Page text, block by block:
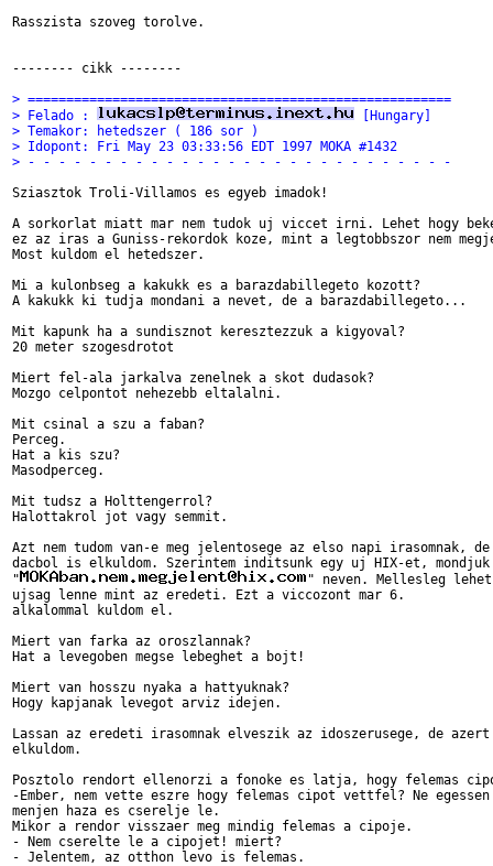
Rasszista szoveg torolve.
-------- cikk --------
> =======================================================
> Felado :
[Hungary]
> Temakor: hetedszer ( 186 sor )
> Idopont: Fri May 23 03:33:56 EDT 1997 MOKA #1432
> - - - - - - - - - - - - - - - - - - - - - - - - - - - -
Sziasztok Troli-Villamos es egyeb imadok!
A sorkorlat miatt mar nem tudok uj viccet irni. Lehet hogy
ez az iras a Guniss-rekordok koze, mint a legtobbszor nem
Most kuldom el hetedszer.
Mi a kulonbseg a kakukk es a barazdabillegeto kozott?
A kakukk ki tudja mondani a nevet, de a barazdabillegeto...
Mit kapunk ha a sundisznot keresztezzuk a kigyoval?
20 meter szogesdrotot
Miert fel-ala jarkalva zenelnek a skot dudasok?
Mozgo celpontot nehezebb eltalalni.
Mit csinal a szu a faban?
Perceg.
Hat a kis szu?
Masodperceg.
Mit tudsz a Holttengerrol?
Halottakrol jot vagy semmit.
Azt nem tudom van-e meg jelentosege az elso napi irasomnak, de
dacbol is elkuldom. Szerintem inditsunk egy uj HIX-et,
"
" neven. Mellesleg lehet
ujsag lenne mint az eredeti. Ezt a viccozont mar 6.
alkalommal kuldom el.
Miert van farka az oroszlannak?
Hat a levegoben megse lebeghet a bojt!
Miert van hosszu nyaka a hattyuknak?
Hogy kapjanak levegot arviz idejen.
Lassan az eredeti irasomnak elveszik az idoszerusege, de
elkuldom.
Posztolo rendort ellenorzi a fonoke es latja, hogy felemas
-Ember, nem vette eszre hogy felemas cipot vettfel? Ne
menjen haza es cserelje le.
Mikor a rendor visszaer meg mindig felemas a cipoje.
- Nem cserelte le a cipojet! miert?
- Jelentem, az otthon levo is felemas.